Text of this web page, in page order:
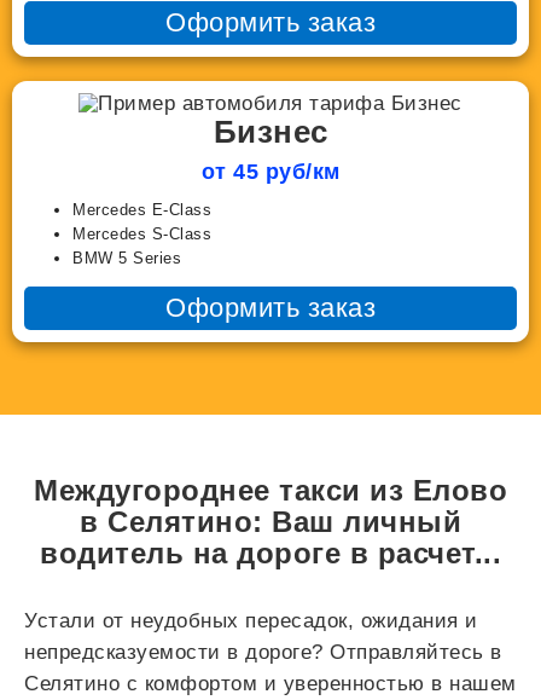
Оформить заказ
Бизнес
от 45 руб/км
Mercedes E-Class
Mercedes S-Class
BMW 5 Series
Оформить заказ
Междугороднее такси из Елово
в Селятино: Ваш личный
водитель на дороге в расчет...
Устали от неудобных пересадок, ожидания и
непредсказуемости в дороге? Отправляйтесь в
Селятино с комфортом и уверенностью в нашем